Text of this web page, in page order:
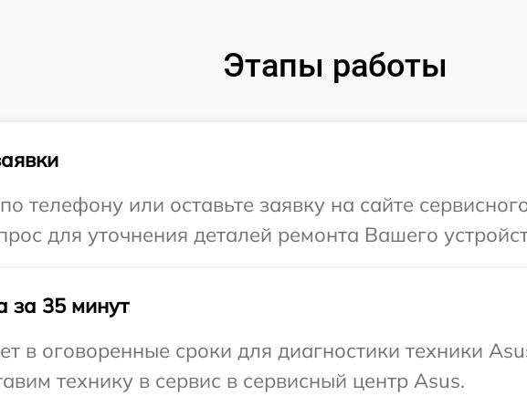
Этапы работы
телефону или оставьте заявку на сайте
для уточнения деталей ремонта Вашего
за 35 минут
в оговоренные сроки для диагностики техники
технику в сервис в сервисный центр Asus.